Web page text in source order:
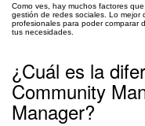
Como ves, hay muchos factores
gestión de redes sociales. Lo mejor
profesionales para poder comparar
tus necesidades.
¿Cuál es la
Community
Manager?